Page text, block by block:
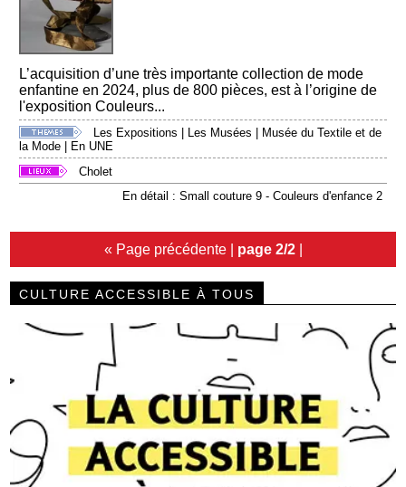
L’acquisition d’une très importante collection de mode
enfantine en 2024, plus de 800 pièces, est à l’origine de
l'exposition Couleurs...
Les Expositions Les Musées
Musée du Textile et de
la Mode
En UNE
Cholet
En détail : Small couture 9 - Couleurs d'enfance 2
« Page précédente| page 2/2 |
CULTURE ACCESSIBLE À TOUS